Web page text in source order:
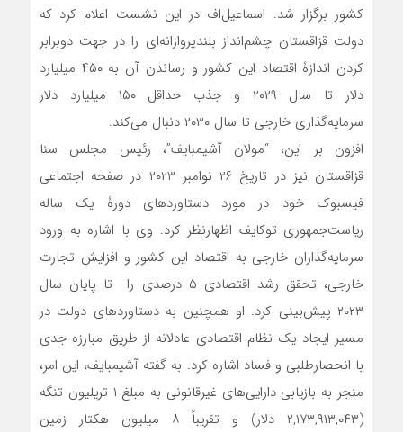
کشور برگزار شد. اسماعیل‌اف در این نشست اعلام کرد که
دولت قزاقستان چشم‌انداز بلندپروازانه‌ای را در جهت دوبرابر
کردن اندازۀ اقتصاد این کشور و رساندن آن به ۴۵۰ میلیارد
دلار تا سال ۲۰۲۹ و جذب حداقل ۱۵۰ میلیارد دلار
سرمایه‌گذاری خارجی تا سال ۲۰۳۰ دنبال می‌کند.
افزون بر این، “مولان آشیمبایف”، رئیس مجلس سنا
قزاقستان نیز در تاریخ ۲۶ نوامبر ۲۰۲۳ در صفحه اجتماعی
فیسبوک خود در مورد دستاوردهای دورۀ یک ساله
ریاست‌جمهوری توکایف اظهارنظر کرد. وی با اشاره به ورود
سرمایه‌گذاران خارجی به اقتصاد این کشور و افزایش تجارت
خارجی، تحقق رشد اقتصادی ۵ درصدی را تا پایان سال
۲۰۲۳ پیش‌بینی کرد. او همچنین به دستاوردهای دولت در
مسیر ایجاد یک نظام اقتصادی عادلانه از طریق مبارزه جدی
با انحصارطلبی و فساد اشاره کرد. به گفته آشیمبایف، این امر،
منجر به بازیابی دارایی‌های غیرقانونی به مبلغ ۱ تریلیون تنگه
(۲,۱۷۳,۹۱۳,۰۴۳ دلار) و تقریباً ۸ میلیون هکتار زمین